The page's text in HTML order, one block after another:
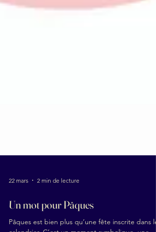
22 mars 2 min de lecture
Un mot pour Pâques